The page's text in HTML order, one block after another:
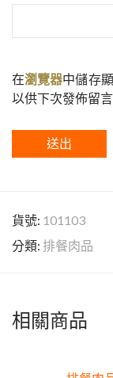
在瀏覽器中儲存
以供下次發佈留
貨號: 101103
分類: 排餐肉品
相關商品